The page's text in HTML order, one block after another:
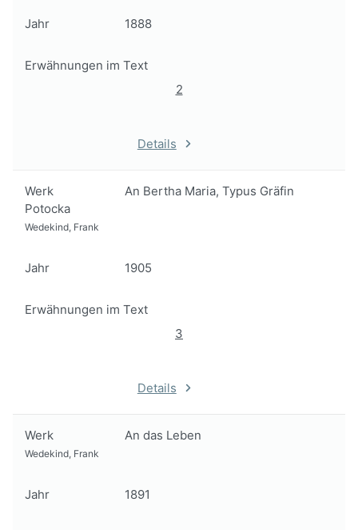
Jahr 1888
Erwähnungen im Text
2
Details
Werk
An Bertha Maria, Typus Gräfin
Potocka
Wedekind, Frank
Jahr 1905
Erwähnungen im Text
3
Details
Werk An das Leben
Wedekind, Frank
Jahr 1891